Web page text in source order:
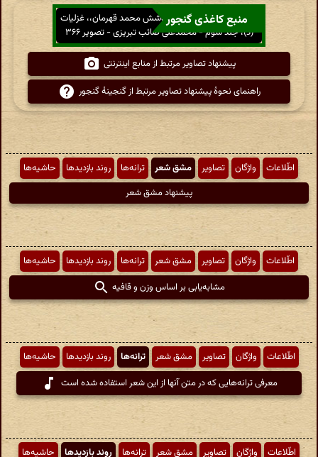
منبع کاغذی گنجور
دیوان صائب تبریزی - به کوشش محمد قهرمان،، غزلیات
(د)، جلد سوم - محمدعلی صائب تبریزی - تصویر ۳۶۶
پیشنهاد تصاویر مرتبط از منابع اینترنتی
راهنمای نحوهٔ پیشنهاد تصاویر مرتبط از گنجینهٔ گنجور
اطّلاعات واژگان تصاویر مشق شعر ترانه‌ها روند بازدیدها
حاشیه‌ها
پیشنهاد مشق شعر
اطّلاعات واژگان تصاویر مشق شعر ترانه‌ها روند بازدیدها
حاشیه‌ها
مشابه‌یابی بر اساس وزن و قافیه
اطّلاعات واژگان تصاویر مشق شعر ترانه‌ها روند بازدیدها
حاشیه‌ها
معرفی ترانه‌هایی که در متن آنها از این شعر استفاده شده است
اطّلاعات واژگان تصاویر مشق شعر ترانه‌ها روند بازدیدها حاشیه‌ها